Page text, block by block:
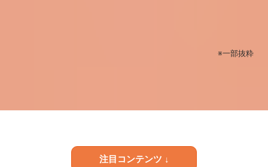
※一部抜粋
注目コンテンツ ↓